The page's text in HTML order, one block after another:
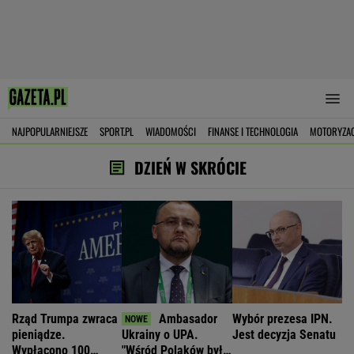
NAJPOPULARNIEJSZE SPORT.PL WIADOMOŚCI FINANSE I TECHNOLOGIA
DZIEŃ W SKRÓCIE
Rząd Trumpa zwraca
pieniądze.
Wypłacono 100
Ambasador
Ukrainy o UPA.
"Wśród Polaków było
Wybór prezesa IPN.
Jest decyzja Senatu